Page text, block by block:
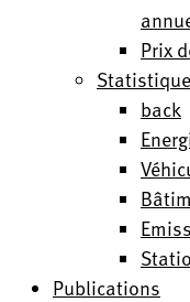
Prix
back
Publications